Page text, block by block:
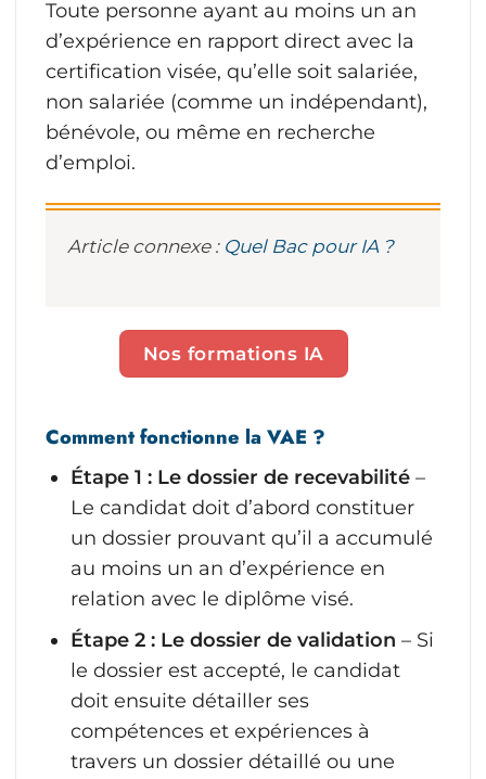
Toute personne ayant au moins un an
d’expérience en rapport direct avec la
certification visée, qu’elle soit salariée,
non salariée (comme un indépendant),
bénévole, ou même en recherche
d’emploi.
Article connexe : Quel Bac pour IA ?
Nos formations IA
Comment fonctionne la VAE ?
Étape 1 : Le dossier de recevabilité –
Le candidat doit d’abord constituer
un dossier prouvant qu’il a accumulé
au moins un an d’expérience en
relation avec le diplôme visé.
Étape 2 : Le dossier de validation – Si
le dossier est accepté, le candidat
doit ensuite détailler ses
compétences et expériences à
travers un dossier détaillé ou une